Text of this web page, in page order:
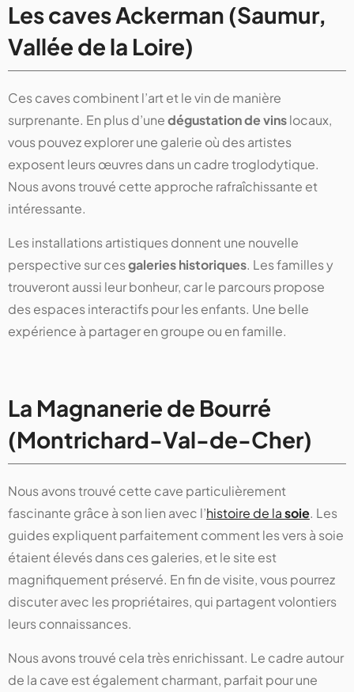
Les caves Ackerman (Saumur,
Vallée de la Loire)
Ces caves combinent l’art et le vin de manière
surprenante. En plus d’unedégustation de vinslocaux,
vous pouvez explorer une galerie où des artistes
exposent leurs œuvres dans un cadre troglodytique.
Nous avons trouvé cette approche rafraîchissante et
intéressante.
Les installations artistiques donnent une nouvelle
perspective sur cesgaleries historiques. Les familles y
trouveront aussi leur bonheur, car le parcours propose
des espaces interactifs pour les enfants. Une belle
expérience à partager en groupe ou en famille.
La Magnanerie de Bourré
(Montrichard-Val-de-Cher)
Nous avons trouvé cette cave particulièrement
fascinante grâce à son lien avec l’histoire de lasoie. Les
guides expliquent parfaitement comment les vers à soie
étaient élevés dans ces galeries, et le site est
magnifiquement préservé. En fin de visite, vous pourrez
discuter avec les propriétaires, qui partagent volontiers
leurs connaissances.
Nous avons trouvé cela très enrichissant. Le cadre autour
de la cave est également charmant, parfait pour une